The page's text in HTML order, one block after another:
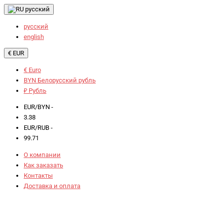
русский
русский
english
€ EUR
€ Euro
BYN Белорусский рубль
₽ Рубль
EUR/BYN -
3.38
EUR/RUB -
99.71
О компании
Как заказать
Контакты
Доставка и оплата